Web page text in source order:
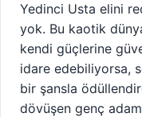
Yedinci Usta elini
yok. Bu kaotik
kendi güçlerine
idare edebiliyorsa,
bir şansla
dövüşen genç